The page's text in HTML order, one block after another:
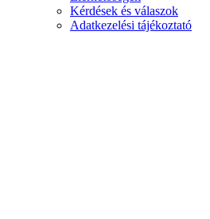
Kérdések és válaszok
Adatkezelési tájékoztató